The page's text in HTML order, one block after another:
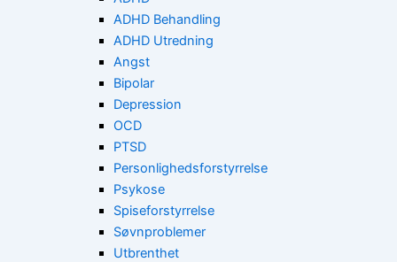
ADHD Behandling
ADHD Utredning
Angst
Bipolar
Depression
OCD
PTSD
Personlighedsforstyrrelse
Psykose
Spiseforstyrrelse
Søvnproblemer
Utbrenthet